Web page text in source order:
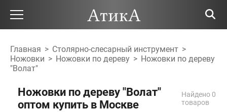
Главная > Столярно-слесарный инструмент >
Ножовки > Ножовки по дереву > Ножовки по дереву
"Волат"
Ножовки по дереву "Волат"
оптом купить в Москве
Найдено 0
товаров